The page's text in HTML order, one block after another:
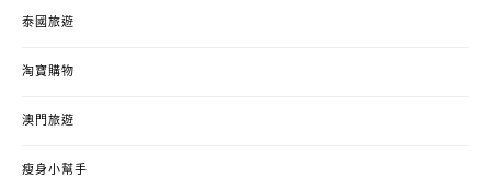
泰國旅遊
淘寶購物
澳門旅遊
瘦身小幫手